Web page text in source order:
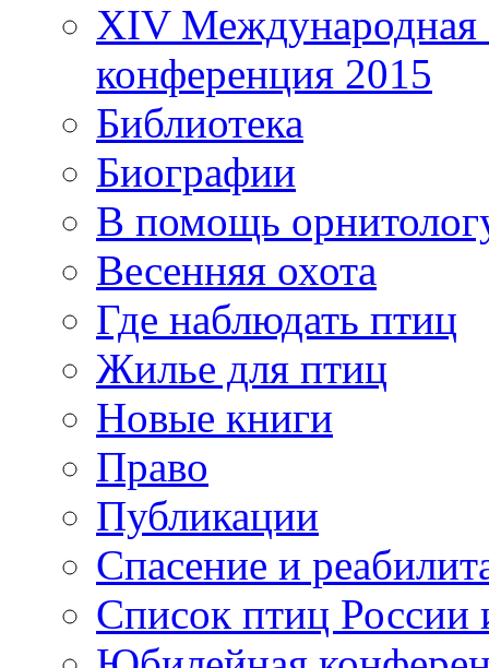
XIV Международная
конференция 2015
Библиотека
Биографии
В помощь
Весенняя охота
Где наблюдать птиц
Жилье для птиц
Новые книги
Право
Публикации
Спасение и
Список птиц России